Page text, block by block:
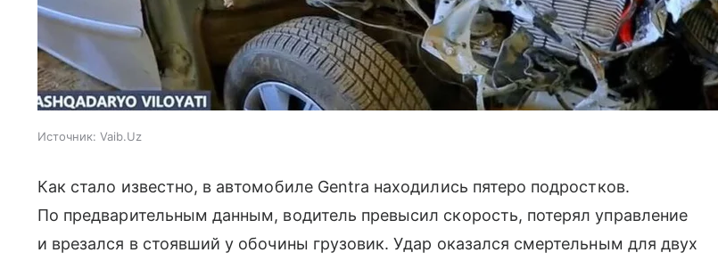
Источник: Vaib.Uz
Как стало известно, в автомобиле Gentra находились пятеро подростков.
По предварительным данным, водитель превысил скорость, потерял управление
и врезался в стоявший у обочины грузовик. Удар оказался смертельным для двух